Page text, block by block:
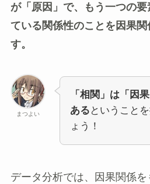
が「原因」で、もう一つの
ている関係性のことを因果
す。
まつよい
「相関」は「因
ある ということ
ょう！
データ分析では、因果関係